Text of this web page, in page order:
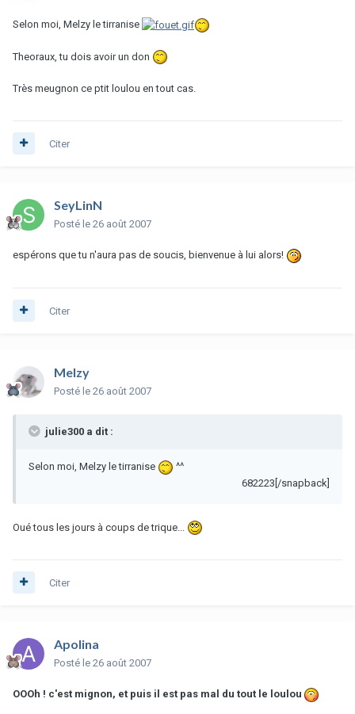
Selon moi, Melzy le tirranise
Theoraux, tu dois avoir un don
Très meugnon ce ptit loulou en tout cas.
Citer
SeyLinN
Posté le 26 août 2007
espérons que tu n'aura pas de soucis, bienvenue à lui alors!
Citer
Melzy
Posté le 26 août 2007
julie300 a dit :
Selon moi, Melzy le tirranise
^^
682223[/snapback]
Oué tous les jours à coups de trique...
Citer
Apolina
Posté le 26 août 2007
OOOh ! c'est mignon, et puis il est pas mal du tout le loulou